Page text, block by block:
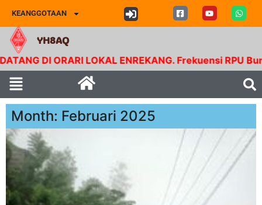
KEANGGOTAAN
YH8AQ
DI ORARI LOKAL ENREKANG. Frekuensi RPU
Month: Februari 2025